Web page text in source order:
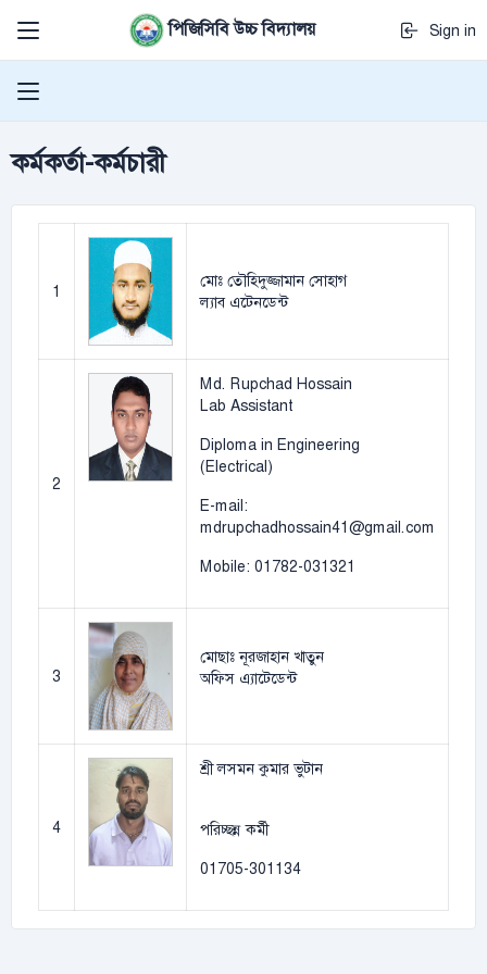
পিজিসিবি উচ্চ বিদ্যালয় Sign in
কর্মকর্তা-কর্মচারী
1
মোঃ তৌহিদুজ্জামান সোহাগ
ল্যাব এটেনডেন্ট
2
Md. Rupchad Hossain
Lab Assistant
Diploma in Engineering
(Electrical)
E-mail:
mdrupchadhossain41@gmail.com
Mobile: 01782-031321
3
মোছাঃ নূরজাহান খাতুন
অফিস এ্যাটেডেন্ট
4
শ্রী লসমন কুমার ভুটান
পরিচ্ছন্ন কর্মী
01705-301134